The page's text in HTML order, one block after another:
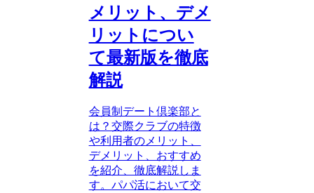
メリット、デメ
リットについ
て最新版を徹底
解説
会員制デート倶楽部と
は？交際クラブの特徴
や利用者のメリット、
デメリット、おすすめ
を紹介、徹底解説しま
す。パパ活において交